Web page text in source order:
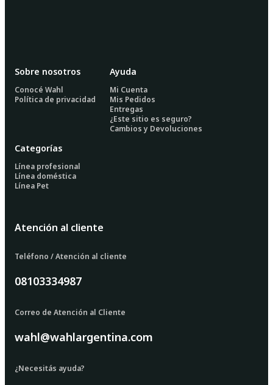
Sobre nosotros
Conocé Wahl
Política de privacidad
Ayuda
Mi Cuenta
Mis Pedidos
Entregas
¿Este sitio es seguro?
Cambios y Devoluciones
Categorías
Línea profesional
Línea doméstica
Línea Pet
Atención al cliente
Teléfono / Atención al cliente
08103334987
Correo de Atención al Cliente
wahl@wahlargentina.com
¿Necesitás ayuda?